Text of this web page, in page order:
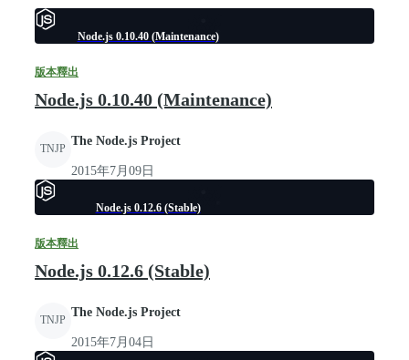
Node.js 0.10.40 (Maintenance)
版本釋出
Node.js 0.10.40 (Maintenance)
TNJP
The Node.js Project
2015年7月09日
Node.js 0.12.6 (Stable)
版本釋出
Node.js 0.12.6 (Stable)
TNJP
The Node.js Project
2015年7月04日